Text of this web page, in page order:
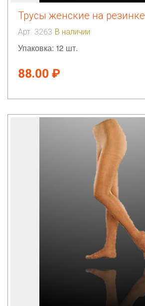
Трусы женские на резинке
Арт. 3263 В наличии
Упаковка: 12 шт.
88.00 ₽